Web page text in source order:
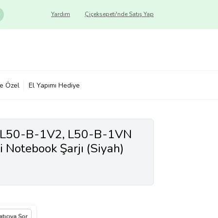
Çiçeksepeti'nde Satış Yap
Yardım
Özel El Yapımı Hediye
B-1V2, L50-B-1VN
Şarjı (Siyah)